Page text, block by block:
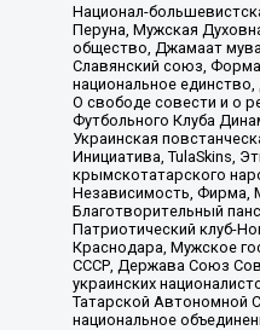
Национал-
Перуна, Мужская
общество, Джамаат
Славянский союз,
национальное
О свободе совести и о
Футбольного Клуба
Украинская
Инициатива, TulaSkins,
крымскотатарского
Независимость, Фирма,
Благотворительный
Патриотический клуб-
Краснодара, Мужское
СССР, Держава Союз
украинских
Татарской Автономной
национальное